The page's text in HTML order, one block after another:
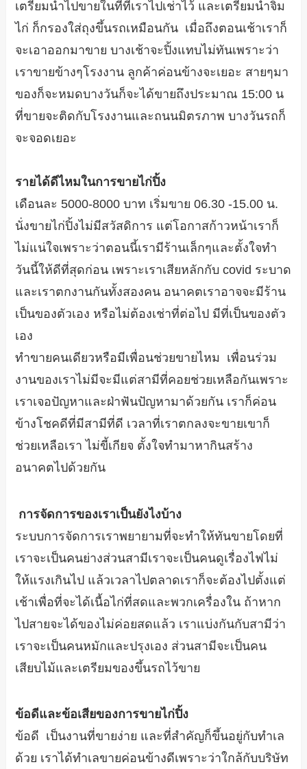
เตรียมนำไปขายในที่ที่เราไปเช่าไว้ และเตรียมน้ำจิ้ม
ไก่ ก็กรองใส่ถุงขึ้นรถเหมือนกัน เมื่อถึงตอนเช้าเราก็
จะเอาออกมาขาย บางเช้าจะปิ้งแทบไม่ทันเพราะว่า
เราขายข้างๆโรงงาน ลูกค้าค่อนข้างจะเยอะ สายๆมา
ของก็จะหมดบางวันก็จะได้ขายถึงประมาณ 15:00 น
ที่ขายจะติดกับโรงงานและถนนมิตรภาพ บางวันรถก็
จะจอดเยอะ
รายได้ดีไหมในการขายไก่ปิ้ง
เดือนละ 5000-8000 บาท เริ่มขาย 06.30 -15.00 น.
นั่งขายไก่ปิ้งไม่มีสวัสดิการ แต่โอกาสก้าวหน้าเราก็
ไม่แน่ใจเพราะว่าตอนนี้เรามีร้านเล็กๆและตั้งใจทำ
วันนี้ให้ดีที่สุดก่อน เพราะเราเสียหลักกับ covid ระบาด
และเราตกงานกันทั้งสองคน อนาคตเราอาจจะมีร้าน
เป็นของตัวเอง หรือไม่ต้องเช่าที่ต่อไป มีที่เป็นของตัว
เอง
ทำขายคนเดียวหรือมีเพื่อนช่วยขายไหม เพื่อนร่วม
งานของเราไม่มีจะมีแต่สามีที่คอยช่วยเหลือกันเพราะ
เราเจอปัญหาและฝ่าฟันปัญหามาด้วยกัน เราก็ค่อน
ข้างโชคดีที่มีสามีที่ดี เวลาที่เราตกลงจะขายเขาก็
ช่วยเหลือเรา ไม่ขี้เกียจ ตั้งใจทำมาหากินสร้าง
อนาคตไปด้วยกัน
การจัดการของเราเป็นยังไงบ้าง
ระบบการจัดการเราพยายามที่จะทำให้ทันขายโดยที่
เราจะเป็นคนย่างส่วนสามีเราจะเป็นคนดูเรื่องไฟไม่
ให้แรงเกินไป แล้วเวลาไปตลาดเราก็จะต้องไปตั้งแต่
เช้าเพื่อที่จะได้เนื้อไก่ที่สดและพวกเครื่องใน ถ้าหาก
ไปสายจะได้ของไม่ค่อยสดแล้ว เราแบ่งกันกับสามีว่า
เราจะเป็นคนหมักและปรุงเอง ส่วนสามีจะเป็นคน
เสียบไม้และเตรียมของขึ้นรถไว้ขาย
ข้อดีและข้อเสียของการขายไก่ปิ้ง
ข้อดี เป็นงานที่ขายง่าย และที่สำคัญก็ขึ้นอยู่กับทำเล
ด้วย เราได้ทำเลขายค่อนข้างดีเพราะว่าใกล้กับบริษัท